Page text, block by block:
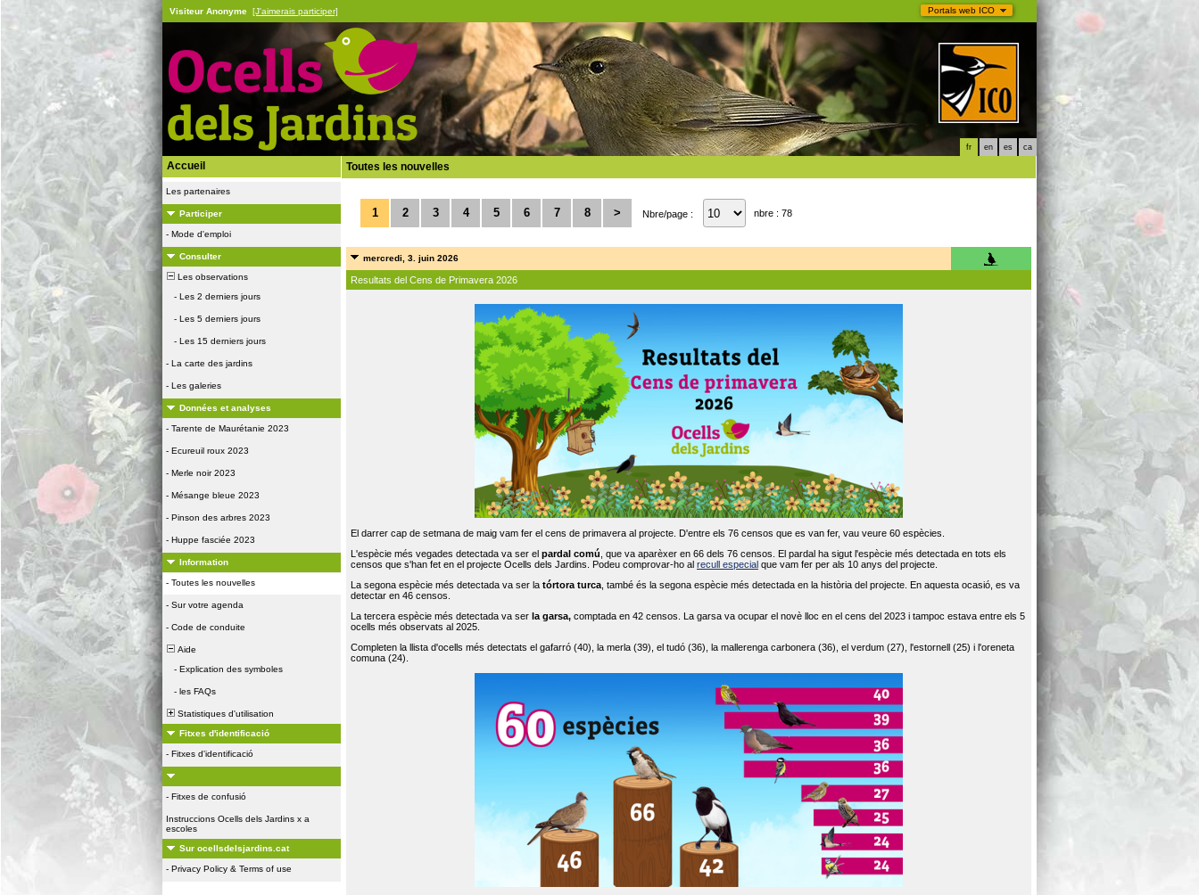
Portals web ICO
Visiteur Anonyme [J'aimerais participer]
fr en es ca
Accueil
Les partenaires
Participer
- Mode d'emploi
Consulter
Les observations
- Les 2 derniers jours
- Les 5 derniers jours
- Les 15 derniers jours
- La carte des jardins
- Les galeries
Données et analyses
- Tarente de Maurétanie 2023
- Ecureuil roux 2023
- Merle noir 2023
- Mésange bleue 2023
- Pinson des arbres 2023
- Huppe fasciée 2023
Information
- Toutes les nouvelles
- Sur votre agenda
- Code de conduite
Aide
- Explication des symboles
- les FAQs
Statistiques d'utilisation
Fitxes d'identificació
- Fitxes d'identificació
- Fitxes de confusió
Instruccions Ocells dels Jardins x a
escoles
Sur ocellsdelsjardins.cat
- Privacy Policy & Terms of use
Toutes les nouvelles
1 2 3 4 5 6 7 8 > Nbre/page : nbre : 78
mercredi, 3. juin 2026
Resultats del Cens de Primavera 2026
El darrer cap de setmana de maig vam fer el cens de primavera al projecte. D'entre els 76 censos que es van fer, vau veure 60 espècies.
L'espècie més vegades detectada va ser el pardal comú , que va aparèxer en 66 dels 76 censos. El pardal ha sigut l'espècie més detectada en tots els
censos que s'han fet en el projecte Ocells dels Jardins. Podeu comprovar-ho al recull especial que vam fer per als 10 anys del projecte.
La segona espècie més detectada va ser la tórtora turca , també és la segona espècie més detectada en la història del projecte. En aquesta ocasió, es va
detectar en 46 censos.
La tercera espècie més detectada va ser la garsa, comptada en 42 censos. La garsa va ocupar el novè lloc en el cens del 2023 i tampoc estava entre els 5
ocells més observats al 2025.
Completen la llista d'ocells més detectats el gafarró (40), la merla (39), el tudó (36), la mallerenga carbonera (36), el verdum (27), l'estornell (25) i l'oreneta
comuna (24).